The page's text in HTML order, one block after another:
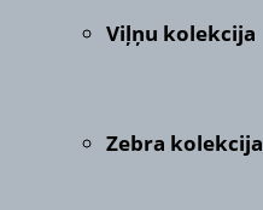
Viļņu kolekcija
Zebra kolekcija